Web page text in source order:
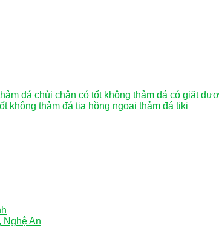
đá chùi chân có tốt không thảm đá có giặt
không thảm đá tia hồng ngoại thảm đá tiki
Nghệ An